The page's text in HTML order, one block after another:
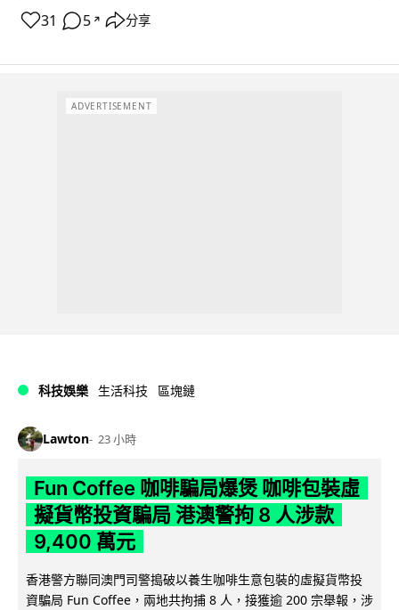
31 5 ↗ 分享
ADVERTISEMENT
科技娛樂 生活科技 區塊鏈
Lawton 23 小時
Fun Coffee 咖啡騙局爆煲 咖啡包裝虛
擬貨幣投資騙局 港澳警拘 8 人涉款
9,400 萬元
香港警方聯同澳門司警搗破以養生咖啡生意包裝的虛擬貨幣投
資騙局 Fun Coffee，兩地共拘捕 8 人，接獲逾 200 宗舉報，涉